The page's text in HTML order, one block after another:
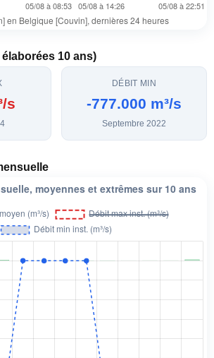
10 ans)
s
DÉBIT MIN
-777.000 m³/s
Septembre 2022